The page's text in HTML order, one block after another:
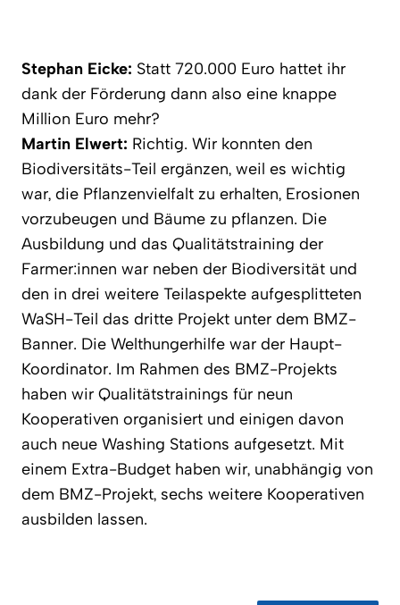
Stephan Eicke: Statt 720.000 Euro hattet ihr
dank der Förderung dann also eine knappe
Million Euro mehr?
Martin Elwert: Richtig. Wir konnten den
Biodiversitäts-Teil ergänzen, weil es wichtig
war, die Pflanzenvielfalt zu erhalten, Erosionen
vorzubeugen und Bäume zu pflanzen. Die
Ausbildung und das Qualitätstraining der
Farmer:innen war neben der Biodiversität und
den in drei weitere Teilaspekte aufgesplitteten
WaSH-Teil das dritte Projekt unter dem BMZ-
Banner. Die Welthungerhilfe war der Haupt-
Koordinator. Im Rahmen des BMZ-Projekts
haben wir Qualitätstrainings für neun
Kooperativen organisiert und einigen davon
auch neue Washing Stations aufgesetzt. Mit
einem Extra-Budget haben wir, unabhängig von
dem BMZ-Projekt, sechs weitere Kooperativen
ausbilden lassen.